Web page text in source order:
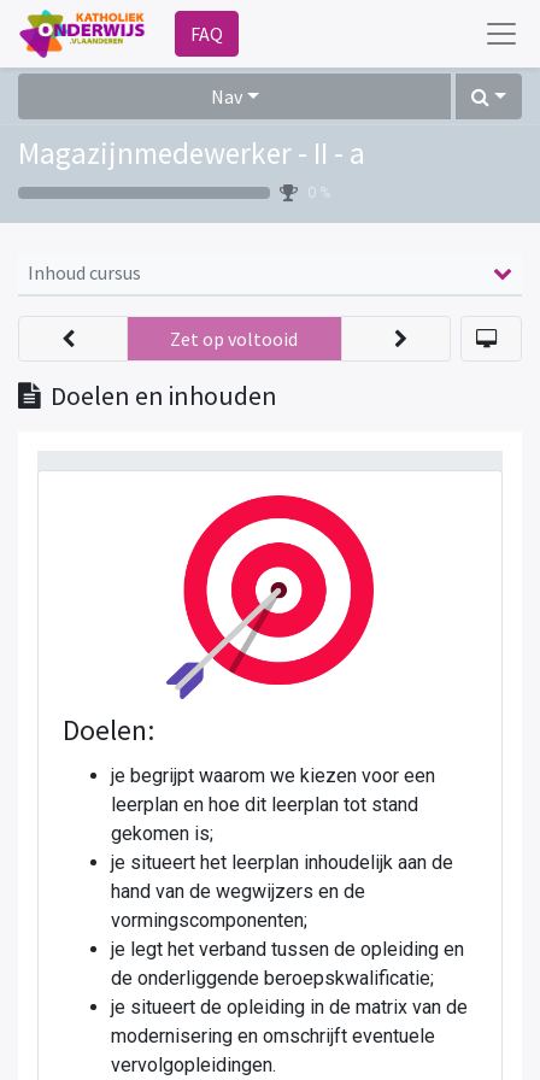
FAQ
Nav
Magazijnmedewerker - II - a
0 %
Inhoud cursus
Doelen en inhouden
Zet op voltooid
Doelen:
je begrijpt waarom we kiezen voor een
leerplan en hoe dit leerplan tot stand
gekomen is;
je situeert het leerplan inhoudelijk aan de
hand van de wegwijzers en de
vormingscomponenten;
je legt het verband tussen de opleiding en
de onderliggende beroepskwalificatie;
je situeert de opleiding in de matrix van de
modernisering en omschrijft eventuele
vervolgopleidingen.